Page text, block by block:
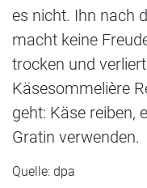
es nicht. Ihn nach
macht keine
trocken und
Käsesommelière
geht: Käse reiben,
Gratin verwenden.
Quelle: dpa